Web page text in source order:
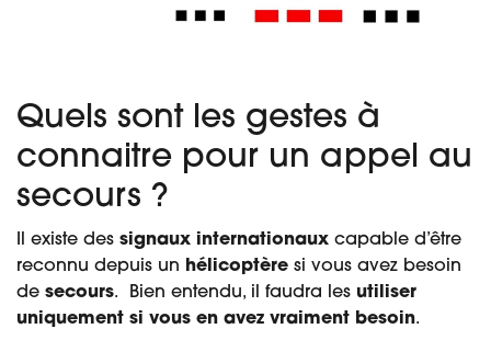
Quels sont les gestes à
connaitre pour un appel au
secours ?
Il existe des signaux internationaux capable d’être
reconnu depuis un hélicoptère si vous avez besoin
de secours. Bien entendu, il faudra les utiliser
uniquement si vous en avez vraiment besoin.